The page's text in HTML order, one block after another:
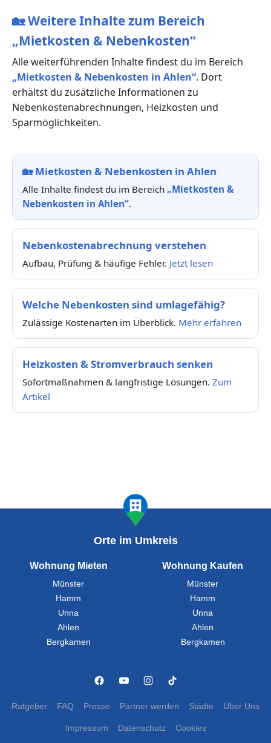
🏡Weitere Inhalte zum Bereich
„Mietkosten & Nebenkosten“
Alle weiterführenden Inhalte findest du im Bereich
„Mietkosten & Nebenkosten in Ahlen“. Dort
erhältst du zusätzliche Informationen zu
Nebenkostenabrechnungen, Heizkosten und
Sparmöglichkeiten.
🏡Mietkosten & Nebenkosten in Ahlen
Alle Inhalte findest du im Bereich „Mietkosten &
Nebenkosten in Ahlen“.
Nebenkostenabrechnung verstehen
Aufbau, Prüfung & häufige Fehler. Jetzt lesen
Welche Nebenkosten sind umlagefähig?
Zulässige Kostenarten im Überblick. Mehr erfahren
Heizkosten & Stromverbrauch senken
Sofortmaßnahmen & langfristige Lösungen. Zum
Artikel
Orte im Umkreis
Wohnung Mieten
Münster
Hamm
Unna
Ahlen
Bergkamen
Wohnung Kaufen
Münster
Hamm
Unna
Ahlen
Bergkamen
Ratgeber FAQ Presse Partner werden Städte Über Uns
Impressum Datenschutz Cookies